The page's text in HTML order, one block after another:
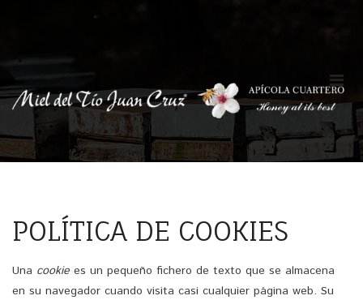
POLÍTICA DE COOKIES
Una cookie es un pequeño fichero de texto que se almacena
en su navegador cuando visita casi cualquier página web. Su